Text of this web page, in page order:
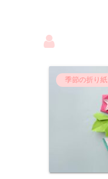
季節の折り紙